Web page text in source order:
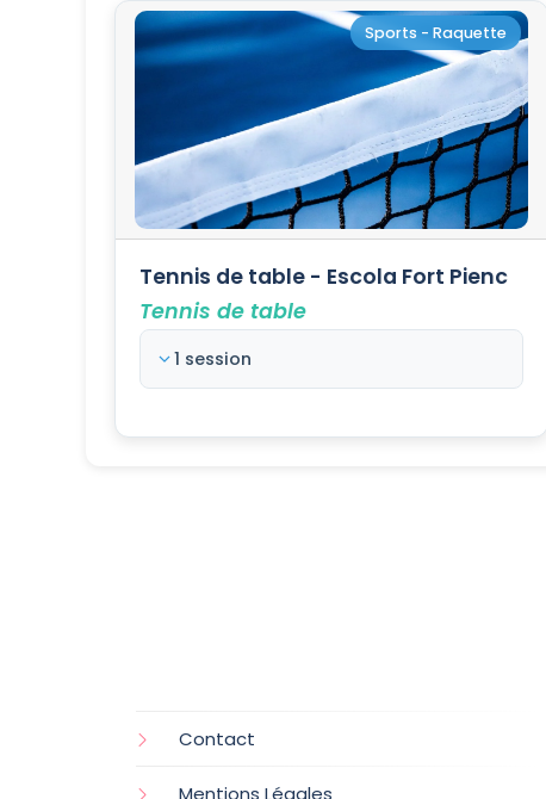
Sports - Raquette
Tennis de table - Escola Fort Pienc
Tennis de table
1 session
Contact
Mentions Légales